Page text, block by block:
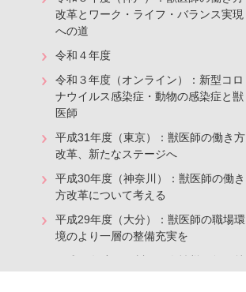
改革とワーク・ライフ・バランス実現
への道
令和４年度
令和３年度（オンライン）：新型コロ
ナウイルス感染症・動物の感染症と獣
医師
平成31年度（東京）：獣医師の働き方
改革、新たなステージへ
平成30年度（神奈川）：獣医師の働き
方改革について考える
平成29年度（大分）：獣医師の職場環
境のより一層の整備充実を